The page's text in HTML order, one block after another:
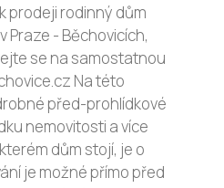
prodeji rodinný dům
Praze - Běchovicích,
se na samostatnou
Na této
před-prohlídkové
nemovitosti a více
dům stojí, je o
je možné přímo před